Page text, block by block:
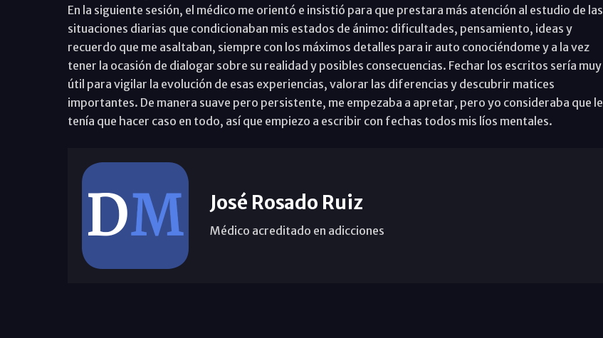
En la siguiente sesión, el médico me orientó e insistió para que prestara más atención al estudio de las
situaciones diarias que condicionaban mis estados de ánimo: dificultades, pensamiento, ideas y
recuerdo que me asaltaban, siempre con los máximos detalles para ir auto conociéndome y a la vez
tener la ocasión de dialogar sobre su realidad y posibles consecuencias. Fechar los escritos sería muy
útil para vigilar la evolución de esas experiencias, valorar las diferencias y descubrir matices
importantes. De manera suave pero persistente, me empezaba a apretar, pero yo consideraba que le
tenía que hacer caso en todo, así que empiezo a escribir con fechas todos mis líos mentales.
José Rosado Ruiz
Médico acreditado en adicciones